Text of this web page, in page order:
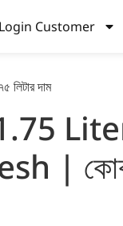
Login Customer
দাম
| কোকা